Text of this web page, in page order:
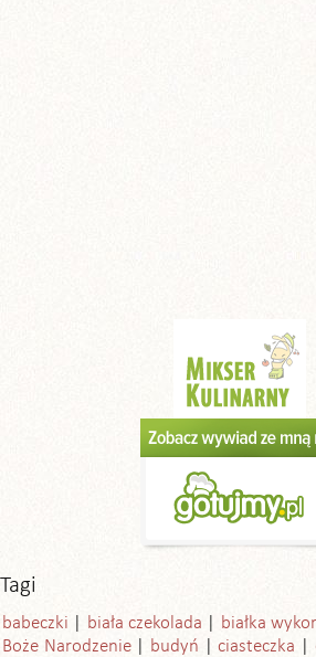
Tagi
babeczki biała czekolada białka
Boże Narodzenie
budyń ciasteczka